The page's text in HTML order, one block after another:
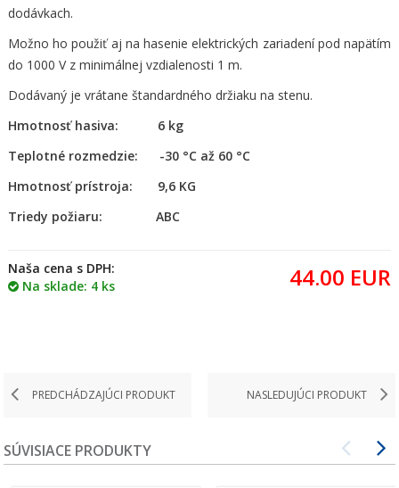
dodávkach.
Možno ho použiť aj na hasenie elektrických zariadení pod napätím
do 1000 V z minimálnej vzdialenosti 1 m.
Dodávaný je vrátane štandardného držiaku na stenu.
Hmotnosť hasiva: 6 kg
Teplotné rozmedzie: -30 °C až 60 °C
Hmotnosť prístroja: 9,6 KG
Triedy požiaru: ABC
Naša cena s DPH:
Na sklade: 4 ks
44.00 EUR
NASLEDUJÚCI PRODUKT
PREDCHÁDZAJÚCI PRODUKT
SÚVISIACE PRODUKTY